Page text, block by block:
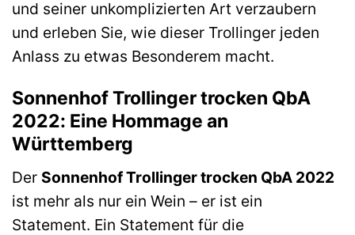
und seiner unkomplizierten Art verzaubern
und erleben Sie, wie dieser Trollinger jeden
Anlass zu etwas Besonderem macht.
Sonnenhof Trollinger trocken QbA
2022: Eine Hommage an
Württemberg
Der Sonnenhof Trollinger trocken QbA 2022
ist mehr als nur ein Wein – er ist ein
Statement. Ein Statement für die